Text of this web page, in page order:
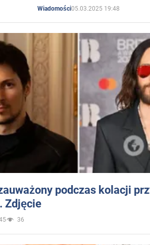
Wiadomości05.03.2025 19:48
podczas kolacji
Zdjęcie
36